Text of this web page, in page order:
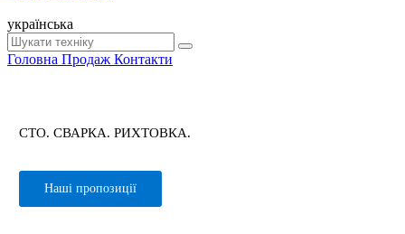
українська
Головна Продаж Контакти
СТО. СВАРКА. РИХТОВКА.
Наші пропозиції